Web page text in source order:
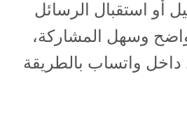
أو استقبال الرسائل
وسهل المشاركة،
داخل واتساب بالطريقة